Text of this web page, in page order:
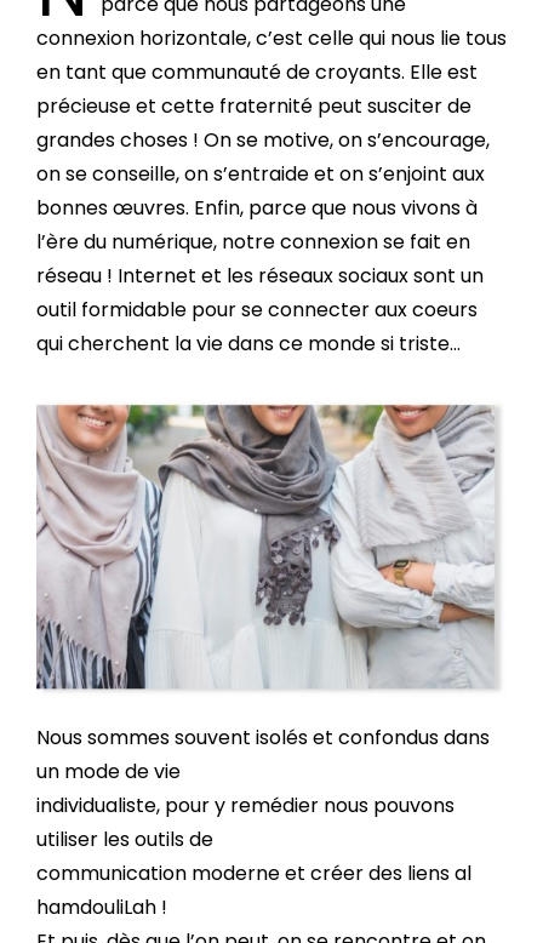
connexion horizontale, c’est celle qui nous lie tous
en tant que communauté de croyants. Elle est
précieuse et cette fraternité peut susciter de
grandes choses ! On se motive, on s’encourage,
on se conseille, on s’entraide et on s’enjoint aux
bonnes œuvres. Enfin, parce que nous vivons à
l’ère du numérique, notre connexion se fait en
réseau ! Internet et les réseaux sociaux sont un
outil formidable pour se connecter aux coeurs
qui cherchent la vie dans ce monde si triste…
Nous sommes souvent isolés et confondus dans
un mode de vie
individualiste, pour y remédier nous pouvons
utiliser les outils de
communication moderne et créer des liens al
hamdouliLah !